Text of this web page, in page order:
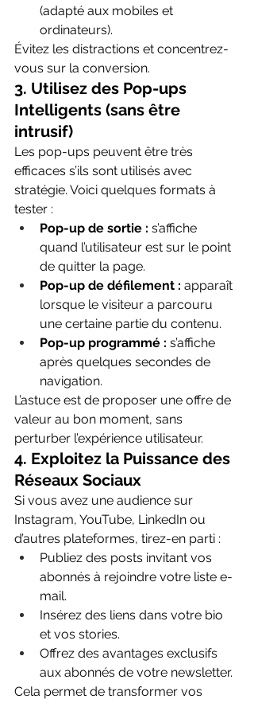
(adapté aux mobiles et
ordinateurs).
Évitez les distractions et concentrez-
vous sur la conversion.
3. Utilisez des Pop-ups
Intelligents (sans être
intrusif)
Les pop-ups peuvent être très
efficaces s’ils sont utilisés avec
stratégie. Voici quelques formats à
tester :
Pop-up de sortie : s’affiche
quand l’utilisateur est sur le point
de quitter la page.
Pop-up de défilement : apparaît
lorsque le visiteur a parcouru
une certaine partie du contenu.
Pop-up programmé : s’affiche
après quelques secondes de
navigation.
L’astuce est de proposer une offre de
valeur au bon moment, sans
perturber l’expérience utilisateur.
4. Exploitez la Puissance des
Réseaux Sociaux
Si vous avez une audience sur
Instagram, YouTube, LinkedIn ou
d’autres plateformes, tirez-en parti :
Publiez des posts invitant vos
abonnés à rejoindre votre liste e-
mail.
Insérez des liens dans votre bio
et vos stories.
Offrez des avantages exclusifs
aux abonnés de votre newsletter.
Cela permet de transformer vos